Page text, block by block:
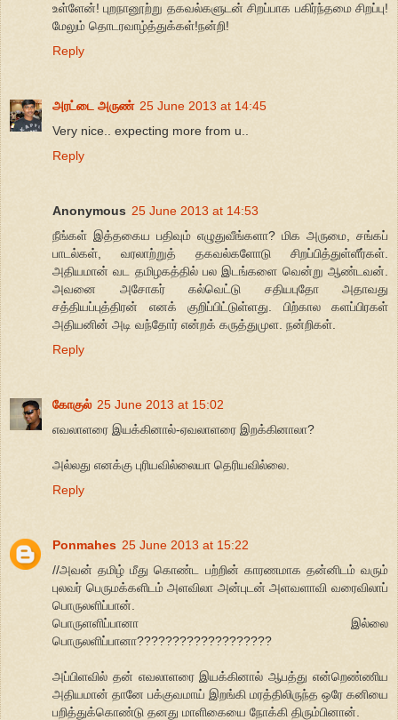
உள்ளேன்! புறநானூற்று தகவல்களுடன் சிறப்பாக பகிர்ந்தமை சிறப்பு!
மேலும் தொடரவாழ்த்துக்கள்!நன்றி!
Reply
அரட்டை அருண் 25 June 2013 at 14:45
Very nice.. expecting more from u..
Reply
Anonymous 25 June 2013 at 14:53
நீங்கள் இத்தகைய பதிவும் எழுதுவீங்களா? மிக அருமை, சங்கப்
பாடல்கள், வரலாற்றுத் தகவல்களோடு சிறப்பித்துள்ளீர்கள்.
அதியமான் வட தமிழகத்தில் பல இடங்களை வென்று ஆண்டவன்.
அவனை அசோகர் கல்வெட்டு சதியபுதோ அதாவது
சத்தியப்புத்திரன் எனக் குறிப்பிட்டுள்ளது. பிற்கால களப்பிரகள்
அதியனின் அடி வந்தோர் என்றக் கருத்துமுள. நன்றிகள்.
Reply
கோகுல் 25 June 2013 at 15:02
எவலாளரை இயக்கினால்-ஏவலாளரை இறக்கினாலா?
அல்லது எனக்கு புரியவில்லையா தெரியவில்லை.
Reply
Ponmahes 25 June 2013 at 15:22
//அவன் தமிழ் மீது கொண்ட பற்றின் காரணமாக தன்னிடம் வரும்
புலவர் பெருமக்களிடம் அளவிலா அன்புடன் அளவளாவி வரைவிலாப்
பொருலளிப்பான்.
பொருளளிப்பானா இல்லை
பொருலளிப்பானா???????????????????
அப்பிளவில் தன் எவலாளரை இயக்கினால் ஆபத்து என்றெண்ணிய
அதியமான் தானே பக்குவமாய் இறங்கி மரத்திலிருந்த ஒரே கனியை
பறித்துக்கொண்டு தனது மாளிகையை நோக்கி திரும்பினான்.